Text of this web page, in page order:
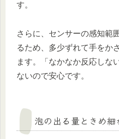
す。
さらに、センサーの感知範
るため、多少ずれて手をか
ます。「なかなか反応しな
ないので安心です。
泡の出る量ときめ細